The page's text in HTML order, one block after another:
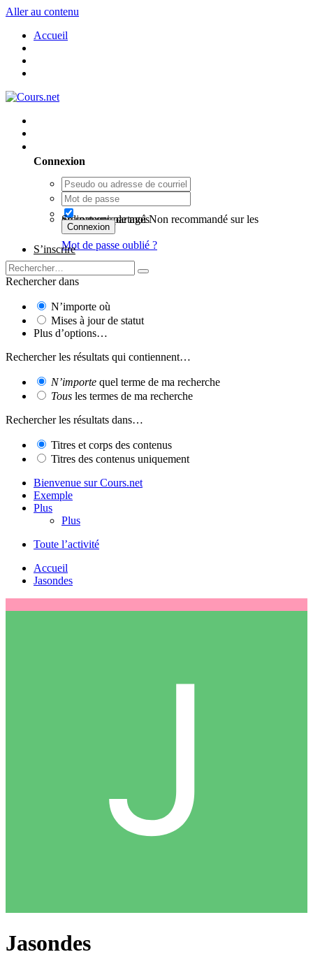
Aller au contenu
Accueil
Connexion
Se souvenir de moi
Non recommandé sur les ordinateurs partagés
Connexion
Mot de passe oublié ?
S’inscrire
Rechercher dans
N’importe où
Mises à jour de statut
Plus d’options…
Rechercher les résultats qui contiennent…
N’importe quel terme de ma recherche
Tous les termes de ma recherche
Rechercher les résultats dans…
Titres et corps des contenus
Titres des contenus uniquement
Bienvenue sur Cours.net
Exemple
Plus
Plus
Toute l’activité
Accueil
Jasondes
Jasondes